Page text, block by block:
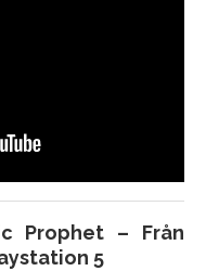
Prophet – Från
5